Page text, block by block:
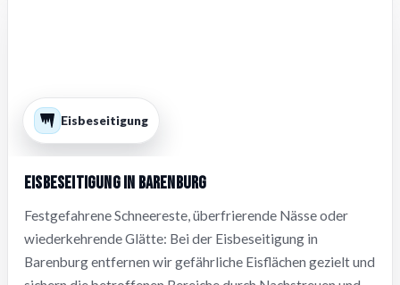
Eisbeseitigung
Eisbeseitigung in Barenburg
Festgefahrene Schneereste, überfrierende Nässe oder
wiederkehrende Glätte: Bei der Eisbeseitigung in
Barenburg entfernen wir gefährliche Eisflächen gezielt und